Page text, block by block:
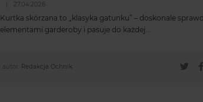
27.04.2026
Kurtka skórzana to „klasyka gatunku” – doskonale
elementami garderoby i pasuje do każdej…
autor: Redakcja Ochnik